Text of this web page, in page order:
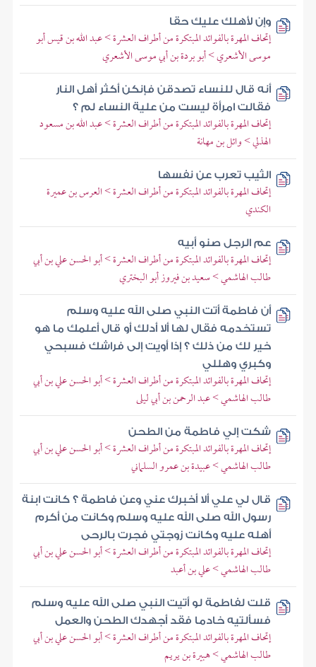
وإن لأهلك عليك حقا
إتحاف المهرة بالفوائد المبتكرة من أطراف العشرة > عبد الله بن قيس أبو
موسى الأشعري > أبو بردة بن أبي موسى الأشعري
أنه قال للنساء تصدقن فإنكن أكثر أهل النار
فقالت امرأة ليست من علية النساء لم ؟
إتحاف المهرة بالفوائد المبتكرة من أطراف العشرة > عبد الله بن مسعود
الهذلي > وائل بن مهانة
الثيب تعرب عن نفسها
إتحاف المهرة بالفوائد المبتكرة من أطراف العشرة > العرس بن عميرة
الكندي
عم الرجل صنو أبيه
إتحاف المهرة بالفوائد المبتكرة من أطراف العشرة > أبو الحسن علي بن أبي
طالب الهاشمي > سعيد بن فيروز أبو البختري
أن فاطمة أتت النبي صلى الله عليه وسلم
تستخدمه فقال لها ألا أدلك أو قال أعلمك ما هو
خير لك من ذلك ؟ إذا أويت إلى فراشك فسبحي
وكبري وهللي
إتحاف المهرة بالفوائد المبتكرة من أطراف العشرة > أبو الحسن علي بن أبي
طالب الهاشمي > عبد الرحمن بن أبي ليلى
شكت إلي فاطمة من الطحن
إتحاف المهرة بالفوائد المبتكرة من أطراف العشرة > أبو الحسن علي بن أبي
طالب الهاشمي > عبيدة بن عمرو السلماني
قال لي علي ألا أخبرك عني وعن فاطمة ؟ كانت ابنة
رسول الله صلى الله عليه وسلم وكانت من أكرم
أهله عليه وكانت زوجتي فجرت بالرحى
إتحاف المهرة بالفوائد المبتكرة من أطراف العشرة > أبو الحسن علي بن أبي
طالب الهاشمي > علي بن أعبد
قلت لفاطمة لو أتيت النبي صلى الله عليه وسلم
فسألتيه خادما فقد أجهدك الطحن والعمل
إتحاف المهرة بالفوائد المبتكرة من أطراف العشرة > أبو الحسن علي بن أبي
طالب الهاشمي > هبيرة بن يريم